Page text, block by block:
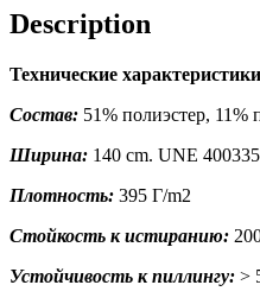
Description
Технические
Состав: 51% полиэстер,
Ширина: 140 cm. UNE 400335
Плотность: 395 Г/m2
Стойкость к истиранию:
Устойчивость к пиллингу: >